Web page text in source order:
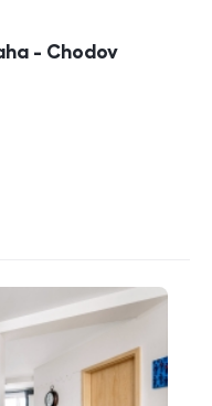
- Chodov